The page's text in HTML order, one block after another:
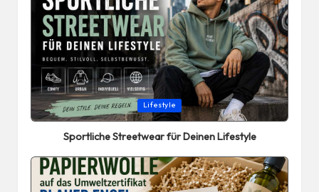
Posted
in
Lifestyle
Sportliche Streetwear für Deinen Lifestyle